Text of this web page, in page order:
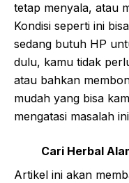
tetap menyala, atau
Kondisi seperti ini
sedang butuh HP
dulu, kamu tidak
atau bahkan
mudah yang bisa
mengatasi masalah
Cari Herbal
Artikel ini akan